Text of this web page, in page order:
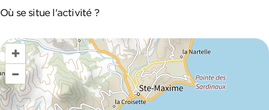
Où se situe l'activité ?
+
–